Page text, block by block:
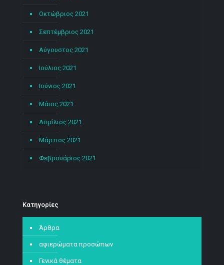
Οκτώβριος 2021
Σεπτέμβριος 2021
Αύγουστος 2021
Ιούλιος 2021
Ιούνιος 2021
Μάιος 2021
Απρίλιος 2021
Μάρτιος 2021
Φεβρουάριος 2021
Kατηγορίες
Άρθρα
αφιερώματα προσώπων
Γενικά θέματα